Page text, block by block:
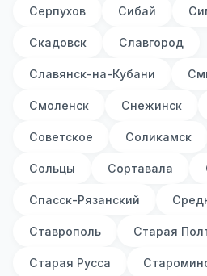
Серпухов Сибай
Скадовск Славгород
Славянск-на-Кубани
Смоленск Снежинск
Советское Соликамск
Сольцы Сортавала
Спасск-Рязанский
Ставрополь Старая
Старая Русса